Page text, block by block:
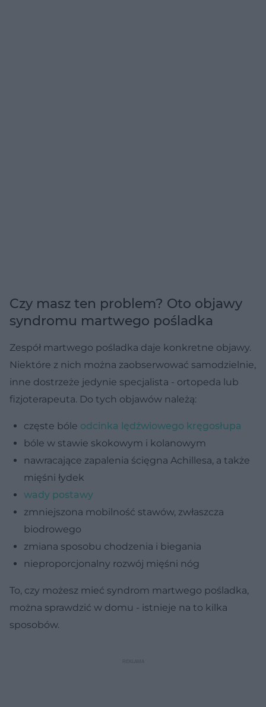
Czy masz ten problem? Oto objawy
syndromu martwego pośladka
Zespół martwego pośladka daje konkretne objawy.
Niektóre z nich można zaobserwować samodzielnie,
inne dostrzeże jedynie specjalista - ortopeda lub
fizjoterapeuta. Do tych objawów należą:
częste bóle odcinka lędźwiowego kręgosłupa
bóle w stawie skokowym i kolanowym
nawracające zapalenia ścięgna Achillesa, a także
mięśni łydek
wady postawy
zmniejszona mobilność stawów, zwłaszcza
biodrowego
zmiana sposobu chodzenia i biegania
nieproporcjonalny rozwój mięśni nóg
To, czy możesz mieć syndrom martwego pośladka,
można sprawdzić w domu - istnieje na to kilka
sposobów.